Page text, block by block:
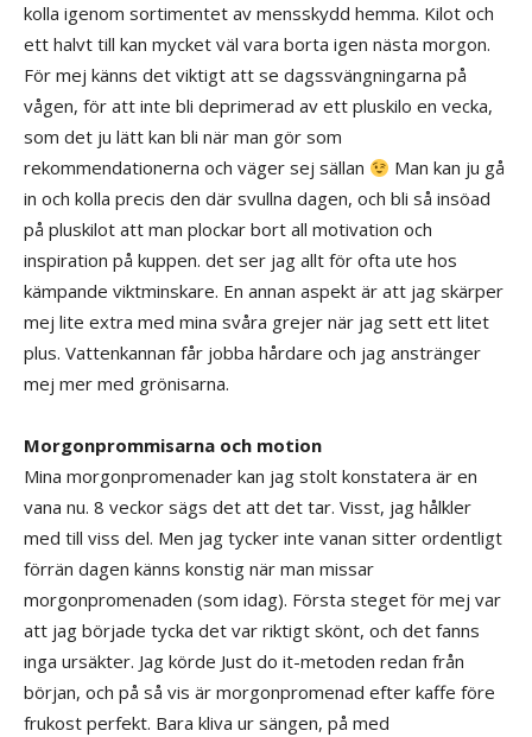
kolla igenom sortimentet av mensskydd hemma. Kilot och
ett halvt till kan mycket väl vara borta igen nästa morgon.
För mej känns det viktigt att se dagssvängningarna på
vågen, för att inte bli deprimerad av ett pluskilo en vecka,
som det ju lätt kan bli när man gör som
rekommendationerna och väger sej sällan
Man kan ju gå
in och kolla precis den där svullna dagen, och bli så insöad
på pluskilot att man plockar bort all motivation och
inspiration på kuppen. det ser jag allt för ofta ute hos
kämpande viktminskare. En annan aspekt är att jag skärper
mej lite extra med mina svåra grejer när jag sett ett litet
plus. Vattenkannan får jobba hårdare och jag anstränger
mej mer med grönisarna.
Morgonprommisarna och motion
Mina morgonpromenader kan jag stolt konstatera är en
vana nu. 8 veckor sägs det att det tar. Visst, jag hålkler
med till viss del. Men jag tycker inte vanan sitter ordentligt
förrän dagen känns konstig när man missar
morgonpromenaden (som idag). Första steget för mej var
att jag började tycka det var riktigt skönt, och det fanns
inga ursäkter. Jag körde Just do it-metoden redan från
början, och på så vis är morgonpromenad efter kaffe före
frukost perfekt. Bara kliva ur sängen, på med